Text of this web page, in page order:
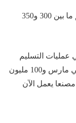
كما لفت إلى أنه “بين مارس و يونيو، سنسلم ما بين 300 و350
عمليات التسليم
في أوروبا مع توقع تسليم 60 مليون جرعة في مارس و100 مليون
في أبريل و120 مليون في مايو. مؤكدا أن 55 مصنعا يعمل الآن